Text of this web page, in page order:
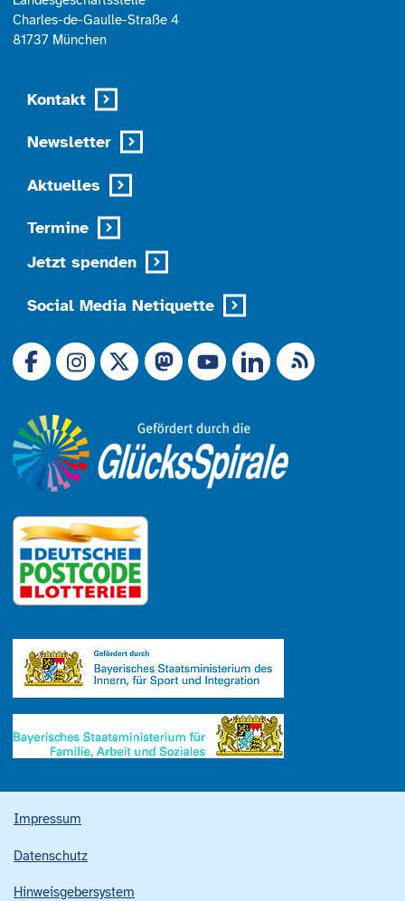
Charles-de-Gaulle-Straße 4
81737 München
Kontakt
Newsletter
Aktuelles
Termine
Jetzt spenden
Social Media Netiquette
Link zu X (Ex-Twitter)
RSS-Feed
Impressum
Datenschutz
Hinweisgebersystem